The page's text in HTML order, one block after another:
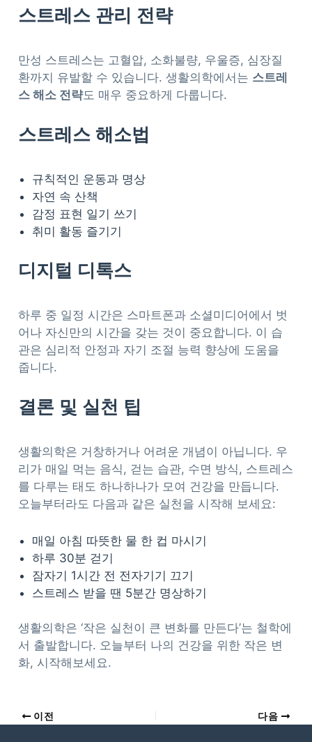
스트레스 관리 전략
만성 스트레스는 고혈압, 소화불량, 우울증, 심장질
환까지 유발할 수 있습니다. 생활의학에서는 스트레
스 해소 전략도 매우 중요하게 다룹니다.
스트레스 해소법
규칙적인 운동과 명상
자연 속 산책
감정 표현 일기 쓰기
취미 활동 즐기기
디지털 디톡스
하루 중 일정 시간은 스마트폰과 소셜미디어에서 벗
어나 자신만의 시간을 갖는 것이 중요합니다. 이 습
관은 심리적 안정과 자기 조절 능력 향상에 도움을
줍니다.
결론 및 실천 팁
생활의학은 거창하거나 어려운 개념이 아닙니다. 우
리가 매일 먹는 음식, 걷는 습관, 수면 방식, 스트레스
를 다루는 태도 하나하나가 모여 건강을 만듭니다.
오늘부터라도 다음과 같은 실천을 시작해 보세요:
매일 아침 따뜻한 물 한 컵 마시기
하루 30분 걷기
잠자기 1시간 전 전자기기 끄기
스트레스 받을 땐 5분간 명상하기
생활의학은 ‘작은 실천이 큰 변화를 만든다’는 철학에
서 출발합니다. 오늘부터 나의 건강을 위한 작은 변
화, 시작해보세요.
이전 다음